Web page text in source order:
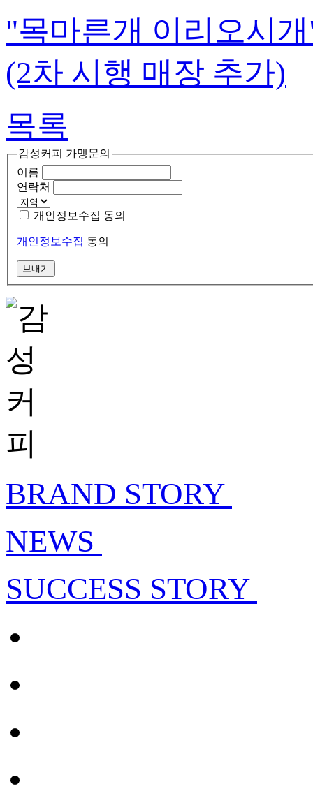
"목마른개 이리오시
(2차 시행 매장 추가)
목록
감성커피 가맹문의
이름
연락처
개인정보수집 동의
개인정보수집 동의
보내기
BRAND STORY
NEWS
SUCCESS STORY